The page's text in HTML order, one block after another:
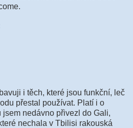
i těch, které jsou funkční, leč
přestal používat. Platí i o
nedávno přivezl do Gali,
nechala v Tbilisi rakouská